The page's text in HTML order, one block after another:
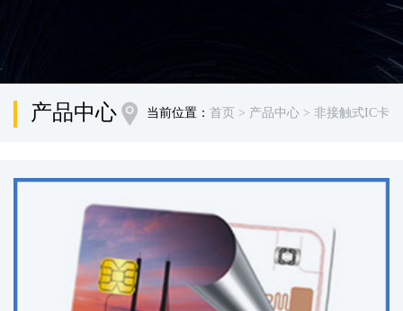
产品中心 当前位置： 首页 > 产品中心 > 非接触式IC卡